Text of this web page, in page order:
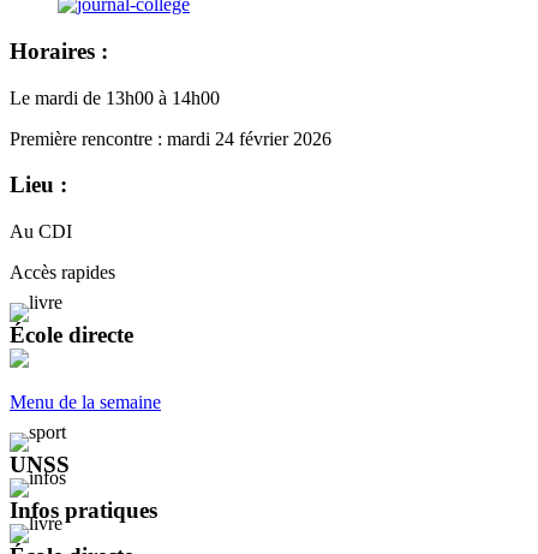
Horaires :
Le mardi de 13h00 à 14h00
Première rencontre : mardi 24 février 2026
Lieu :
Au CDI
Accès rapides
École directe
Menu de la semaine
UNSS
Infos pratiques